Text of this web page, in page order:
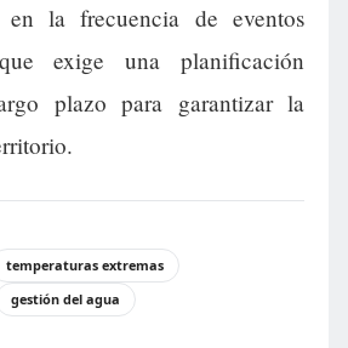
la frecuencia de eventos
exige una planificación
plazo para garantizar la
temperaturas extremas
gestión del agua